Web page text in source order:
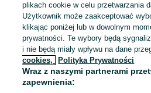
Wtryski
W164
W211
349 zł
364,72 zł
Lublin
06 sierpnia
plikach cookie w celu przetwarzania
Użytkownik może zaakceptować
klikając poniżej lub w dowolnym
prywatności. Te wybory będą
i nie będą miały wpływu na dane
cookies,
Polityka Prywatności
Wraz z naszymi partnerami
zapewnienia: